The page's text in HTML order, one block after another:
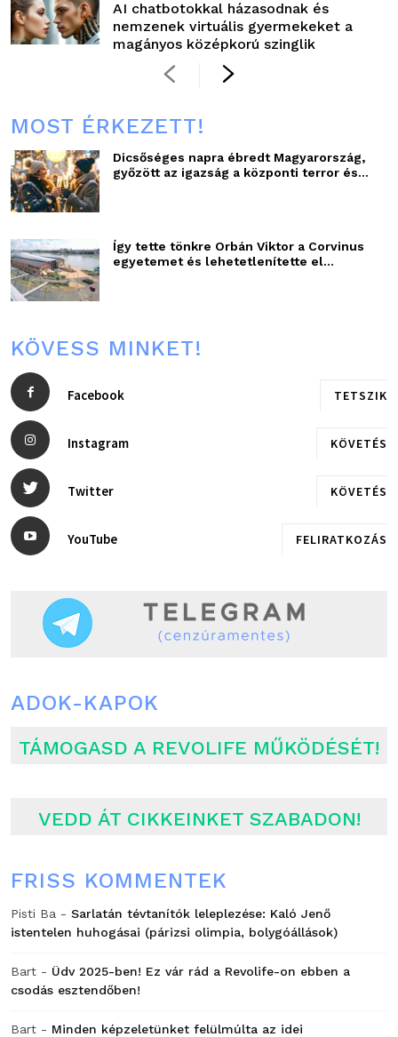
AI chatbotokkal házasodnak és
nemzenek virtuális gyermekeket a
magányos középkorú szinglik
MOST ÉRKEZETT!
Dicsőséges napra ébredt Magyarország,
győzött az igazság a központi terror és...
Így tette tönkre Orbán Viktor a Corvinus
egyetemet és lehetetlenítette el...
KÖVESS MINKET!
Facebook TETSZIK
Instagram KÖVETÉS
Twitter KÖVETÉS
YouTube FELIRATKOZÁS
ADOK-KAPOK
TÁMOGASD A REVOLIFE MŰKÖDÉSÉT!
VEDD ÁT CIKKEINKET SZABADON!
FRISS KOMMENTEK
Pisti Ba - Sarlatán tévtanítók leleplezése: Kaló Jenő
istentelen huhogásai (párizsi olimpia, bolygóállások)
Bart - Üdv 2025-ben! Ez vár rád a Revolife-on ebben a
csodás esztendőben!
Bart - Minden képzeletünket felülmúlta az idei